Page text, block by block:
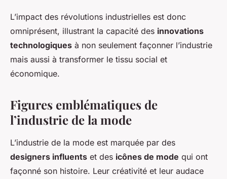
L’impact des révolutions industrielles est donc
omniprésent, illustrant la capacité des innovations
technologiques à non seulement façonner l’industrie
mais aussi à transformer le tissu social et
économique.
Figures emblématiques de
l’industrie de la mode
L’industrie de la mode est marquée par des
designers influents et des icônes de mode qui ont
façonné son histoire. Leur créativité et leur audace